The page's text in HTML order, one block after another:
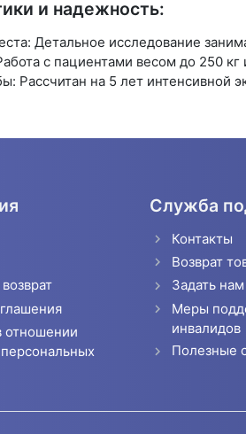
и надежность:
Детальное исследование
с пациентами весом до 250
Рассчитан на 5 лет интенсивной
отношении
Служба
Контакты
Возврат
Задать
Меры
инвалидов
Полезные